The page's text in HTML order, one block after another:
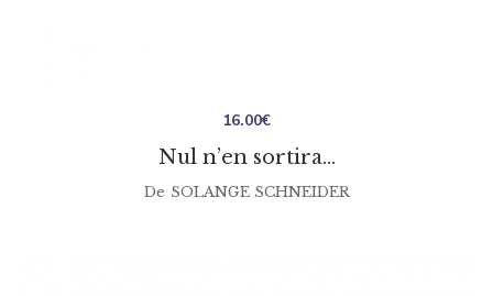
Nul n’en sortira…
16.00€
De SOLANGE SCHNEIDER